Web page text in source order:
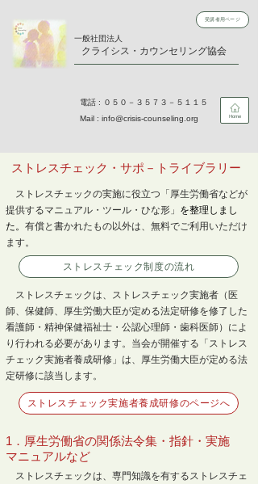
​一般社団法人
​クライシス・カウンセリング協会
Mail : info@crisis-counseling.org
​電話 : ０５０－３５７３－５１１５
Home
受講者用ページ
ストレスチェック・サポ－トライブラリー
ストレスチェックの実施に役立つ「厚生労働省などが
提供するマニュアル・ツール・ひな形」 を整理しまし
た。 有償と書かれたもの以外は、無料でご利用いただけ
ます。​
ストレスチェック制度の流れ
ストレスチェックは、ストレスチェック実施者（医
師、保健師、厚生労働大臣が定める法定研修を修了した
看護師・精神保健福祉士・公認心理師・歯科医師）によ
り行われる必要があります。当会が開催する「ストレス
チェック実施者養成研修」は、厚生労働大臣が定める法
定研修に該当します。
ストレスチェック実施者養成研修のページへ
1．厚生労働省の関係法令集・指針・実施
マニュアルなど
ストレスチェックは、専門知識を有するストレスチェ